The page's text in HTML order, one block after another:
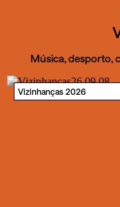
Música, desporto,
Vizinhanças 2026